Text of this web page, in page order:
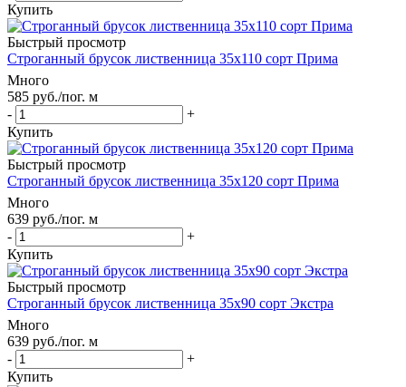
Купить
Быстрый просмотр
Строганный брусок лиственница 35х110 сорт Прима
Много
585 руб./пог. м
-
+
Купить
Быстрый просмотр
Строганный брусок лиственница 35х120 сорт Прима
Много
639 руб./пог. м
-
+
Купить
Быстрый просмотр
Строганный брусок лиственница 35х90 сорт Экстра
Много
639 руб./пог. м
-
+
Купить